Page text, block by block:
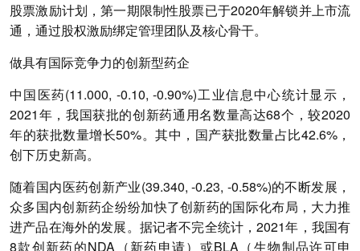
股票激励计划，第一期限制性股票已于2020年解锁并上市流
通，通过股权激励绑定管理团队及核心骨干。
做具有国际竞争力的创新型药企
中国医药(11.000, -0.10, -0.90%)工业信息中心统计显示，
2021年，我国获批的创新药通用名数量高达68个，较2020
年的获批数量增长50%。其中，国产获批数量占比42.6%，
创下历史新高。
随着国内医药创新产业(39.340, -0.23, -0.58%)的不断发展，
众多国内创新药企纷纷加快了创新药的国际化布局，大力推
进产品在海外的发展。据记者不完全统计，2021年，我国有
8款创新药的NDA（新药申请）或BLA（生物制品许可申